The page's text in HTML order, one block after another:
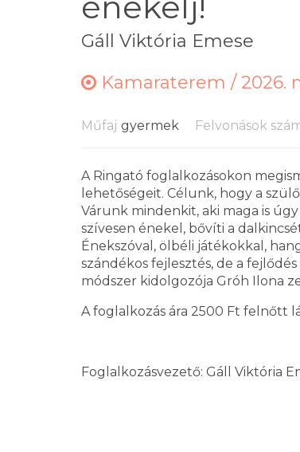
Gáll Viktória Emese
Kamaraterem / 2026.
Műfaj gyermek Felvonások
A Ringató foglalkozásokon
lehetőségeit. Célunk, hogy a
Várunk mindenkit, aki maga is
szívesen énekel, bővíti a
Énekszóval, ölbéli játékokkal,
szándékos fejlesztés, de a
módszer kidolgozója Gróh Ilona
A foglalkozás ára 2500 Ft felnőtt
Foglalkozásvezető: Gáll Viktória